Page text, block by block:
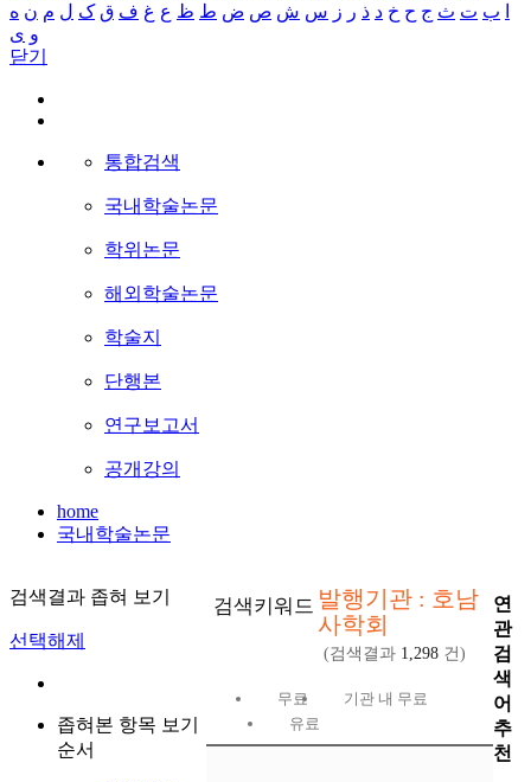
ب ت ث ج ح خ د ذ ر ز س ش ص ض ط ظ ع غ ف ق ک ل م ن ه
و ی
닫기
통합검색
국내학술논문
학위논문
해외학술논문
학술지
단행본
연구보고서
공개강의
home
국내학술논문
검색결과 좁혀 보기
선택해제
좁혀본 항목 보기
순서
검색키워드 발행기관 : 호남
사학회
(검색결과 1,298 건)
무료
기관 내 무료
유료
연
관
검
색
어
추
천